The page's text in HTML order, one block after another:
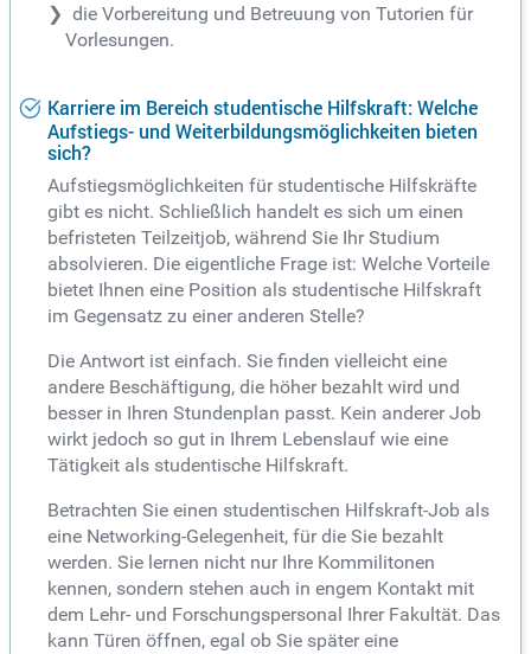
die Vorbereitung und Betreuung von Tutorien für
Vorlesungen.
Karriere im Bereich studentische Hilfskraft: Welche
Aufstiegs- und Weiterbildungsmöglichkeiten bieten
sich?
Aufstiegsmöglichkeiten für studentische Hilfskräfte
gibt es nicht. Schließlich handelt es sich um einen
befristeten Teilzeitjob, während Sie Ihr Studium
absolvieren. Die eigentliche Frage ist: Welche Vorteile
bietet Ihnen eine Position als studentische Hilfskraft
im Gegensatz zu einer anderen Stelle?
Die Antwort ist einfach. Sie finden vielleicht eine
andere Beschäftigung, die höher bezahlt wird und
besser in Ihren Stundenplan passt. Kein anderer Job
wirkt jedoch so gut in Ihrem Lebenslauf wie eine
Tätigkeit als studentische Hilfskraft.
Betrachten Sie einen studentischen Hilfskraft-Job als
eine Networking-Gelegenheit, für die Sie bezahlt
werden. Sie lernen nicht nur Ihre Kommilitonen
kennen, sondern stehen auch in engem Kontakt mit
dem Lehr- und Forschungspersonal Ihrer Fakultät. Das
kann Türen öffnen, egal ob Sie später eine